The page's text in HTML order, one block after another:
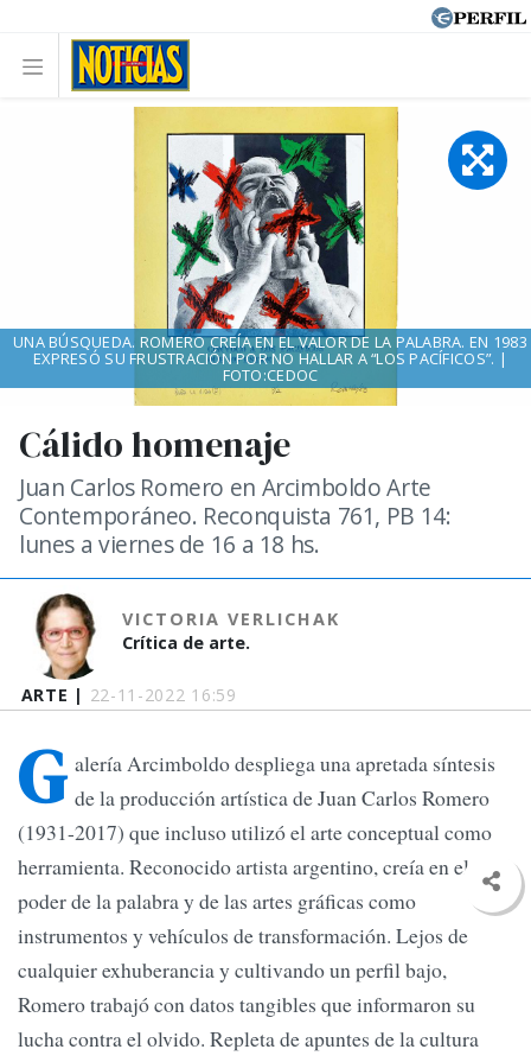
ARTE | 22-11-2022 16:59
Cálido homenaje
Juan Carlos Romero en Arcimboldo Arte
Contemporáneo. Reconquista 761, PB 14:
lunes a viernes de 16 a 18 hs.
VICTORIA VERLICHAK
Crítica de arte.
UNA BÚSQUEDA. ROMERO CREÍA EN EL VALOR DE LA PALABRA. EN 1983
EXPRESÓ SU FRUSTRACIÓN POR NO HALLAR A “LOS PACÍFICOS”. |
FOTO:CEDOC
G alería Arcimboldo despliega una apretada síntesis
de la producción artística de Juan Carlos Romero
(1931-2017) que incluso utilizó el arte conceptual como
herramienta. Reconocido artista argentino, creía en el
poder de la palabra y de las artes gráficas como
instrumentos y vehículos de transformación. Lejos de
cualquier exhuberancia y cultivando un perfil bajo,
Romero trabajó con datos tangibles que informaron su
lucha contra el olvido. Repleta de apuntes de la cultura